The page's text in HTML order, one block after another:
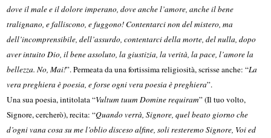
dove il male e il dolore imperano, dove anche l’amore, anche il bene
tralignano, e falliscono, e fuggono! Contentarci non del mistero, ma
dell’incomprensibile, dell’assurdo, contentarci della morte, del nulla, dopo
aver intuito Dio, il bene assoluto, la giustizia, la verità, la pace, l’amore la
bellezza. No, Mai!”. Permeata da una fortissima religiosità, scrisse anche: “La
vera preghiera è poesia, e forse ogni vera poesia è preghiera”.
Una sua poesia, intitolata “Vultum tuum Domine requiram” (Il tuo volto,
Signore, cercherò), recita: “Quando verrà, Signore, quel beato giorno che
d’ogni vana cosa su me l’oblio disceso alfine, soli resteremo Signore, Voi ed